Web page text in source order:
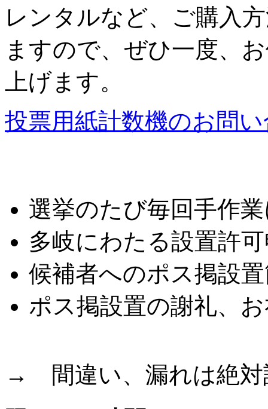
レンタルなど、ご購入
ますので、ぜひ一度、
上げます。
投票用紙計数機のお問
選挙のたび毎回手作
多岐にわたる設置許
候補者へのポス掲設
ポス掲設置の謝礼、
→ 間違い、漏れは絶対